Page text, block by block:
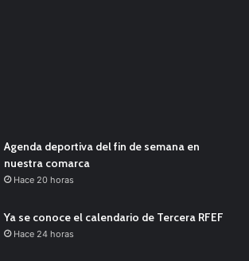
Agenda deportiva del fin de semana en
nuestra comarca
Hace 20 horas
Ya se conoce el calendario de Tercera RFEF
Hace 24 horas